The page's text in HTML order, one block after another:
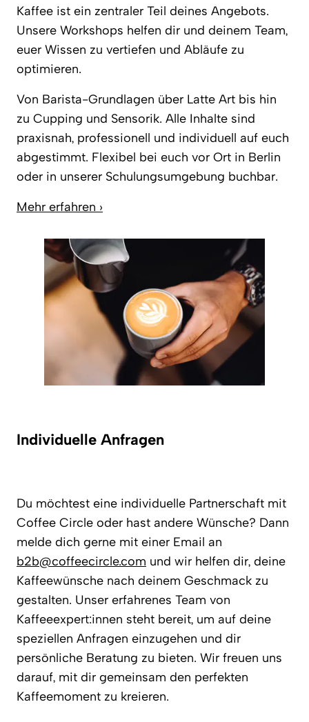
Kaffee ist ein zentraler Teil deines Angebots.
Unsere Workshops helfen dir und deinem Team,
euer Wissen zu vertiefen und Abläufe zu
optimieren.
Von Barista-Grundlagen über Latte Art bis hin
zu Cupping und Sensorik. Alle Inhalte sind
praxisnah, professionell und individuell auf euch
abgestimmt. Flexibel bei euch vor Ort in Berlin
oder in unserer Schulungsumgebung buchbar.
Mehr erfahren ›
Individuelle Anfragen
Du möchtest eine individuelle Partnerschaft mit
Coffee Circle oder hast andere Wünsche? Dann
melde dich gerne mit einer Email an
b2b@coffeecircle.com und wir helfen dir, deine
Kaffeewünsche nach deinem Geschmack zu
gestalten. Unser erfahrenes Team von
Kaffeeexpert:innen steht bereit, um auf deine
speziellen Anfragen einzugehen und dir
persönliche Beratung zu bieten. Wir freuen uns
darauf, mit dir gemeinsam den perfekten
Kaffeemoment zu kreieren.